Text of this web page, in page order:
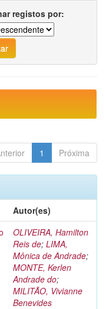
registos por:
1 Próxima
Autor(es)
OLIVEIRA, Hamilton
Reis de; LIMA,
Mônica de Andrade;
MONTE, Kerlen
Andrade do;
MILITÃO, Vivianne
Benevides